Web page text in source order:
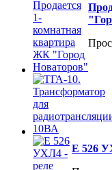
Е 526